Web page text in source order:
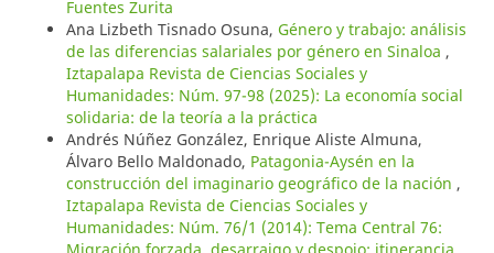
Fuentes Zurita
Ana Lizbeth Tisnado Osuna, Género y trabajo: análisis
de las diferencias salariales por género en Sinaloa ,
Iztapalapa Revista de Ciencias Sociales y
Humanidades: Núm. 97-98 (2025): La economía social
solidaria: de la teoría a la práctica
Andrés Núñez González, Enrique Aliste Almuna,
Álvaro Bello Maldonado, Patagonia-Aysén en la
construcción del imaginario geográfico de la nación ,
Iztapalapa Revista de Ciencias Sociales y
Humanidades: Núm. 76/1 (2014): Tema Central 76: